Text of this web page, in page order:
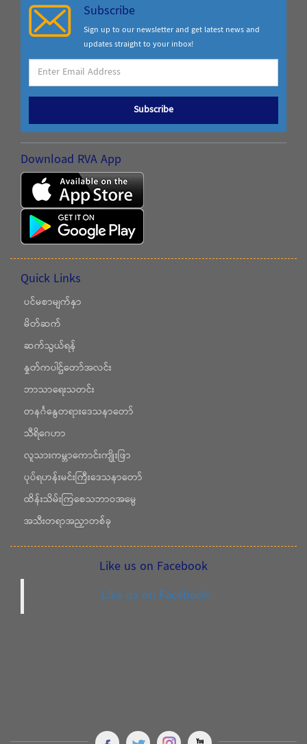
Subscribe
Sign up to our newsletter and get latest news and
updates straight to your inbox!
Subscribe
Download RVA App
Quick Links
ပင်မစာမျက်နှာ
မိတ်ဆက်
ဆက်သွယ်ရန်
နှုတ်ကပါဌ်တော်အလင်း
ဘာသာရေးသတင်း
တနင်္ဂနွေတရားဒေသနာတော်
သီရိဂေဟာ
လူသားကမ္ဘာကောင်းကျိုးဖြာ
ပုပ်ရဟန်းမင်းကြီးဒေသနာတော်
ထိန်းသိမ်းကြစေသဘာဝအမွေ
အသီးတရာအညှာတစ်ခု
Like us on Facebook
Like us on Facebook